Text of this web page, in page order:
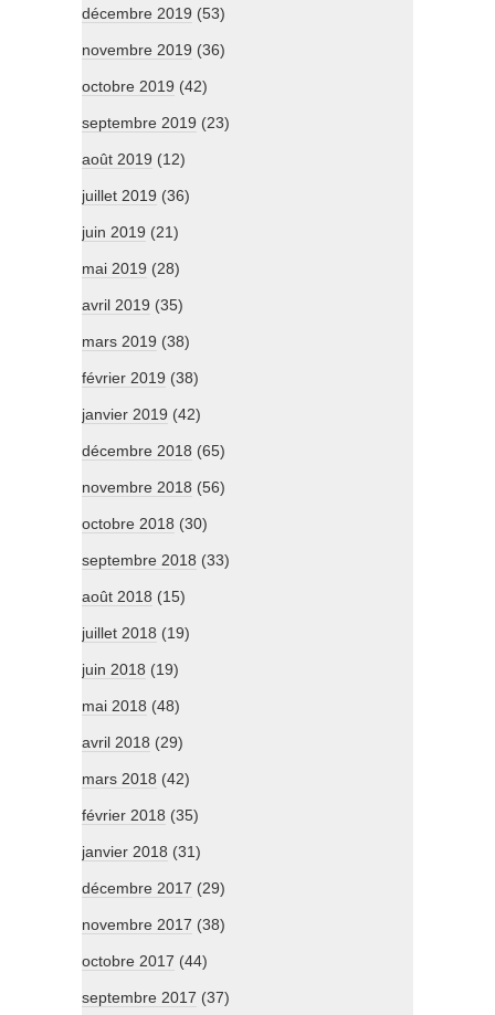
décembre 2019 (53)
novembre 2019 (36)
octobre 2019 (42)
septembre 2019 (23)
août 2019 (12)
juillet 2019 (36)
juin 2019 (21)
mai 2019 (28)
avril 2019 (35)
mars 2019 (38)
février 2019 (38)
janvier 2019 (42)
décembre 2018 (65)
novembre 2018 (56)
octobre 2018 (30)
septembre 2018 (33)
août 2018 (15)
juillet 2018 (19)
juin 2018 (19)
mai 2018 (48)
avril 2018 (29)
mars 2018 (42)
février 2018 (35)
janvier 2018 (31)
décembre 2017 (29)
novembre 2017 (38)
octobre 2017 (44)
septembre 2017 (37)